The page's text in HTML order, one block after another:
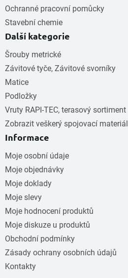
Ochranné pracovní pomůcky
Stavební chemie
Další kategorie
Šrouby metrické
Závitové tyče, Závitové svorníky
Matice
Podložky
Vruty RAPI-TEC, terasový sortiment
Zobrazit veškerý spojovací materiál
Informace
Moje osobní údaje
Moje objednávky
Moje doklady
Moje slevy
Moje hodnocení produktů
Moje diskuze u produktů
Obchodní podmínky
Zásady ochrany osobních údajů
Kontakty